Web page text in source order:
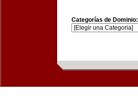
Categorías de Dominio: